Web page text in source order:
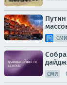
СМИ
СМИ